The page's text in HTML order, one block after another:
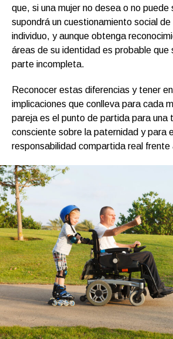
que, si una mujer no desea o no puede
supondrá un cuestionamiento social
individuo, y aunque obtenga
áreas de su identidad es probable que
parte incompleta.
Reconocer estas diferencias y tener
implicaciones que conlleva para cada
pareja es el punto de partida para una
consciente sobre la paternidad y para
responsabilidad compartida real frente